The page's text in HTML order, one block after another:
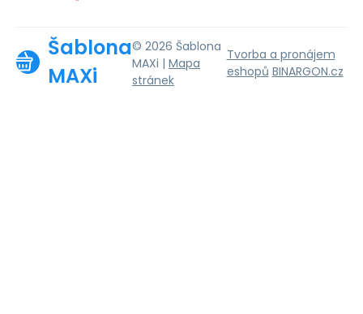
Šablona
MAXi
© 2026 Šablona
MAXi | Mapa
stránek
Tvorba a pronájem
eshopů BINARGON.cz